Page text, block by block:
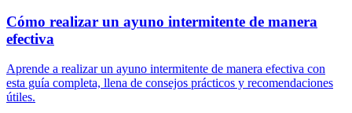
Cómo realizar un ayuno intermitente de manera
efectiva
Aprende a realizar un ayuno intermitente de manera efectiva con
esta guía completa, llena de consejos prácticos y recomendaciones
útiles.